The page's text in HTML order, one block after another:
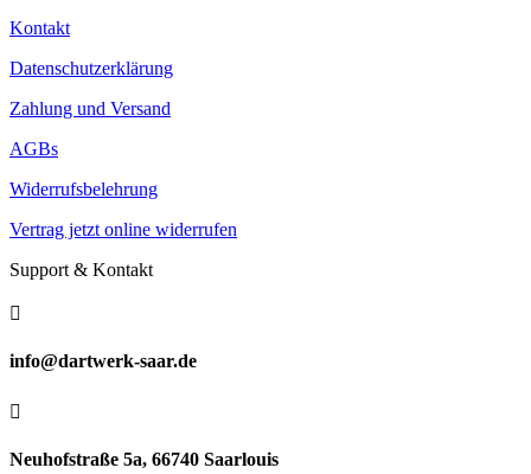
Kontakt
Datenschutzerklärung
Zahlung und Versand
AGBs
Widerrufsbelehrung
Vertrag jetzt online widerrufen
Support & Kontakt

info@dartwerk-saar.de

Neuhofstraße 5a, 66740 Saarlouis